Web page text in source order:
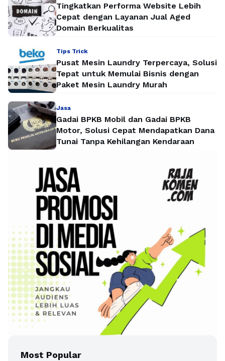
Tingkatkan Performa Website Lebih
Cepat dengan Layanan Jual Aged
Domain Berkualitas
Tips Trick
Pusat Mesin Laundry Terpercaya, Solusi
Tepat untuk Memulai Bisnis dengan
Paket Mesin Laundry Murah
Jasa
Gadai BPKB Mobil dan Gadai BPKB
Motor, Solusi Cepat Mendapatkan Dana
Tunai Tanpa Kehilangan Kendaraan
Most Popular